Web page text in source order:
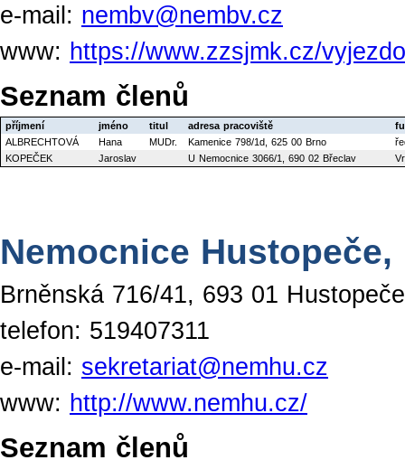
e-mail: nembv@nembv.cz
www: https://www.zzsjmk.cz/
Seznam členů
příjmení jméno titul adresa pracoviště
ALBRECHTOVÁ
Hana MUDr. Kamenice 798/1d, 625 00 Brno
KOPEČEK
Jaroslav U Nemocnice 3066/1, 690 02 Břeclav
Nemocnice Hustopeče,
Brněnská 716/41, 693 01 Hustopeče
telefon: 519407311
e-mail: sekretariat@nemhu.cz
www: http://www.nemhu.cz/
Seznam členů